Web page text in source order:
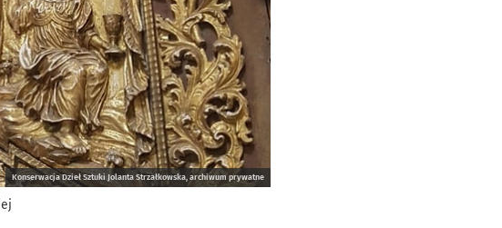
Konserwacja Dzieł Sztuki Jolanta Strzałkowska, archiwum prywatne